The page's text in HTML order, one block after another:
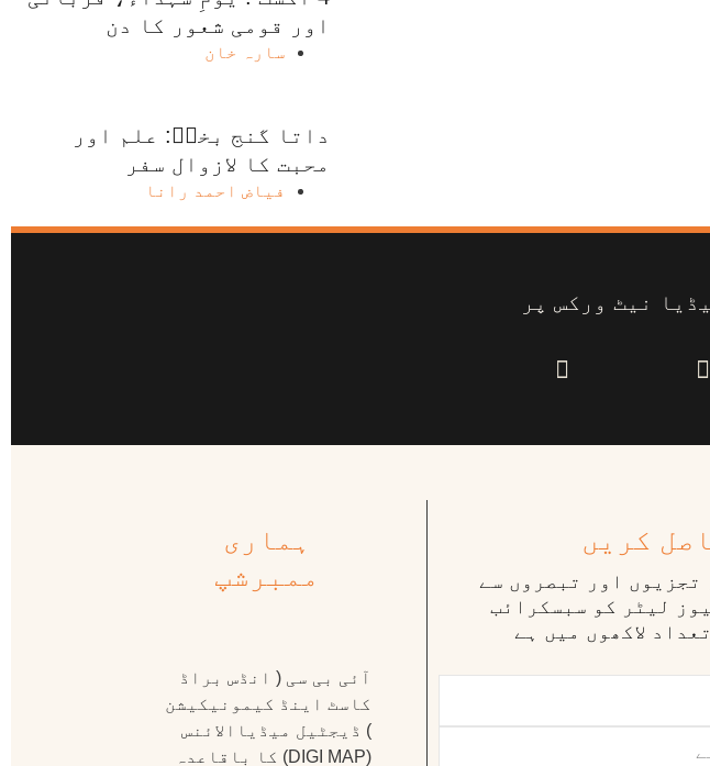
اور قومی شعور کا دن
سارہ خان
داتا گنج بخشؒ: علم اور
محبت کا لازوال سفر
فیاض احمد رانا
نیٹ ورکس پر
کریں
تجزیوں اور تبصروں سے
لیٹر کو سبسکرائب
لاکھوں میں ہے
ہماری
ممبرشپ
آئی بی سی ( انڈس براڈ
کاسٹ اینڈ کیمونیکیشن
) ڈیجٹیل میڈیاالائنس
(DIGI MAP) کا باقاعدہ